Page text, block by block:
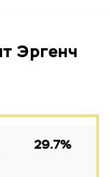
Эргенч
29.7%